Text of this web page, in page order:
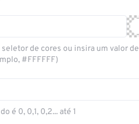
de cores ou insira um valor de
#FFFFFF)
é 0, 0,1, 0,2... até 1